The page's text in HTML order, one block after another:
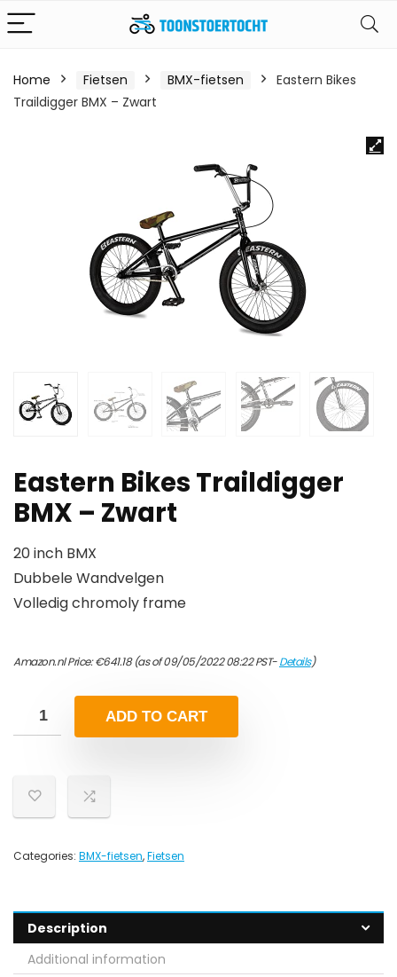
Home Fietsen BMX-fietsen
Eastern Bikes
Traildigger BMX – Zwart
Eastern Bikes Traildigger
BMX – Zwart
20 inch BMX
Dubbele Wandvelgen
Volledig chromoly frame
Amazon.nl Price:€641.18(as of 09/05/2022 08:22 PST-Details)
ADD TO CART
Categories: BMX-fietsen,Fietsen
Description
Additional information